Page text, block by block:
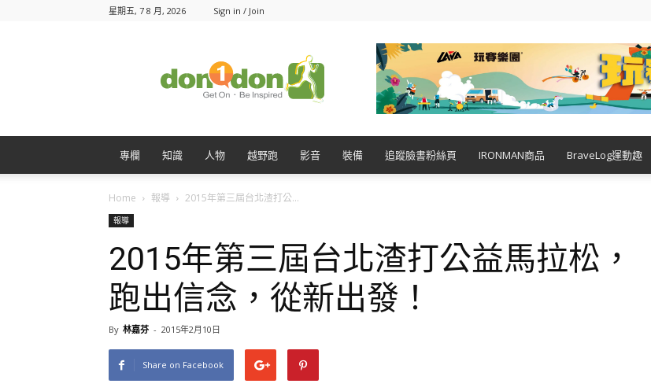
星期五, 7 8 月, 2026 Sign in / Join
專欄 知識 人物 越野跑 影音 裝備 追蹤臉書粉絲頁 IRONMAN商品 BraveLog運動趣
Home 報導 2015年第三屆台北渣打公...
報導
2015年第三屆台北渣打公益馬拉松，
跑出信念，從新出發！
By 林嘉芬 - 2015年2月10日
Share on Facebook